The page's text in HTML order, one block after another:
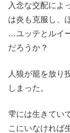
入念な交配によ
は炎も克服し、
…ユッテとルイ
だろうか？
人狼が籠を放り
しまった。
雫には生きてい
こにいなければ